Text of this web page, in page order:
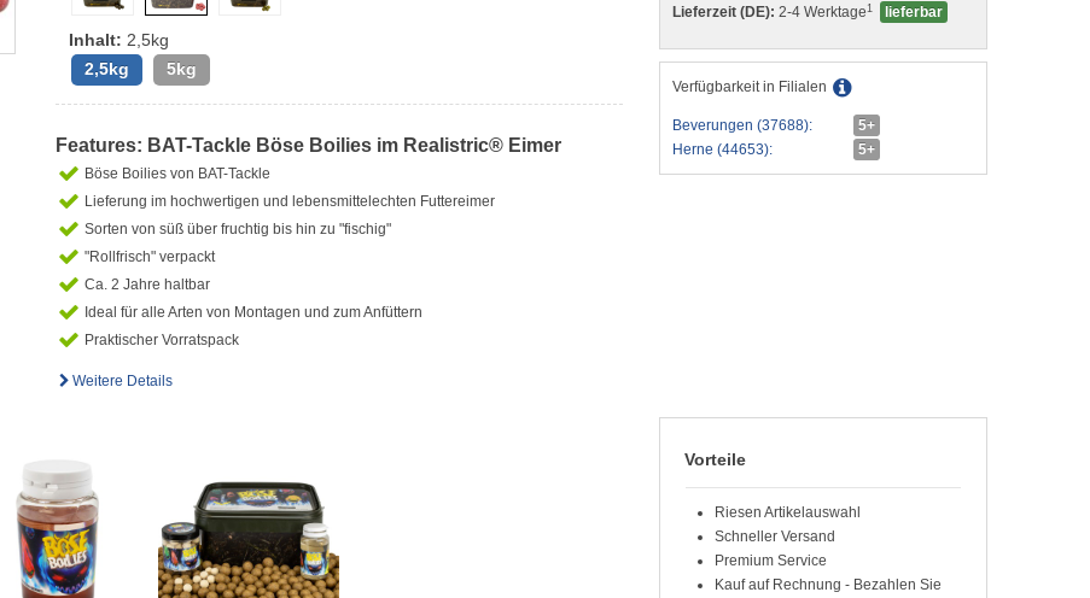
Inhalt: 2,5kg
2,5kg 5kg
Features: BAT-Tackle Böse Boilies im Realistric® Eimer
Böse Boilies von BAT-Tackle
Lieferung im hochwertigen und lebensmittelechten Futtereimer
Sorten von süß über fruchtig bis hin zu "fischig"
"Rollfrisch" verpackt
Ca. 2 Jahre haltbar
Ideal für alle Arten von Montagen und zum Anfüttern
Praktischer Vorratspack
Weitere Details
Lieferzeit (DE): 2-4 Werktage 1 lieferbar
Verfügbarkeit in Filialen
Beverungen (37688):
5+
Herne (44653):
5+
Vorteile
Riesen Artikelauswahl
Schneller Versand
Premium Service
Kauf auf Rechnung - Bezahlen Sie